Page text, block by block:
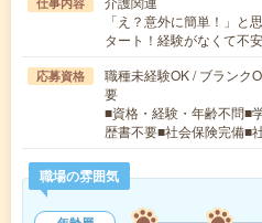
「え？意外に簡単！」と
タート！経験がなくて不
応募資格
職種未経験OK / ブランク
要
■資格・経験・年齢不問■
歴書不要■社会保険完備■
職場の雰囲気